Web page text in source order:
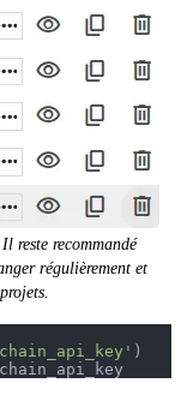
reste recommandé
régulièrement et
)